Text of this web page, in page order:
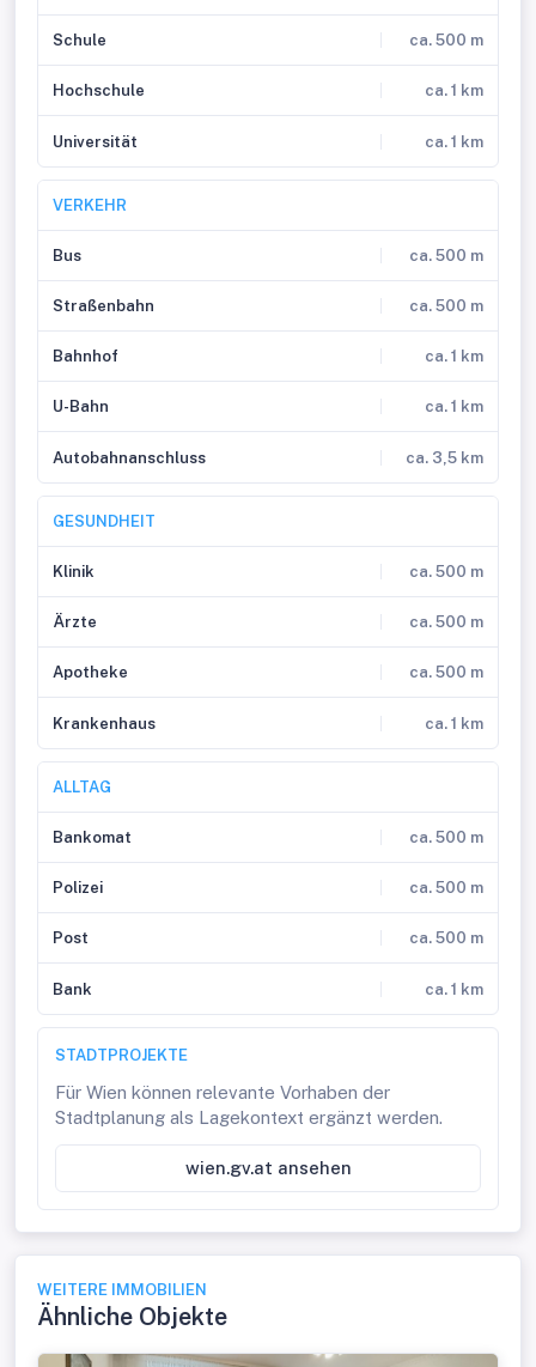
Schule ca. 500 m
Hochschule ca. 1 km
Universität ca. 1 km
VERKEHR
Bus ca. 500 m
Straßenbahn ca. 500 m
Bahnhof ca. 1 km
U-Bahn ca. 1 km
Autobahnanschluss ca. 3,5 km
GESUNDHEIT
Klinik ca. 500 m
Ärzte ca. 500 m
Apotheke ca. 500 m
Krankenhaus ca. 1 km
ALLTAG
Bankomat ca. 500 m
Polizei ca. 500 m
Post ca. 500 m
Bank ca. 1 km
STADTPROJEKTE
Für Wien können relevante Vorhaben der
Stadtplanung als Lagekontext ergänzt werden.
wien.gv.at ansehen
WEITERE IMMOBILIEN
Ähnliche Objekte